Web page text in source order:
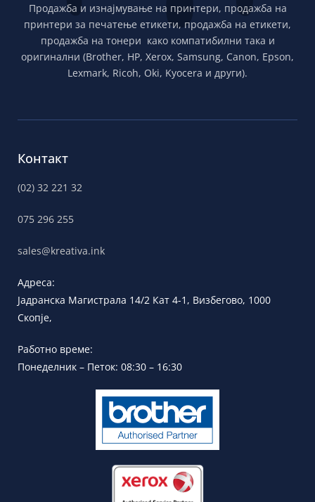
Продажба и изнајмување на принтери, продажба на
принтери за печатење етикети, продажба на етикети,
продажба на тонери како компатибилни така и
оригинални (Brother, HP, Xerox, Samsung, Canon, Epson,
Lexmark, Ricoh, Oki, Kyocera и други).
Контакт
(02) 32 221 32
075 296 255
sales@kreativa.ink
Адреса:
Јадранска Магистрала 14/2 Кат 4-1, Визбегово, 1000
Скопје,
Работно време:
Понеделник – Петок: 08:30 – 16:30